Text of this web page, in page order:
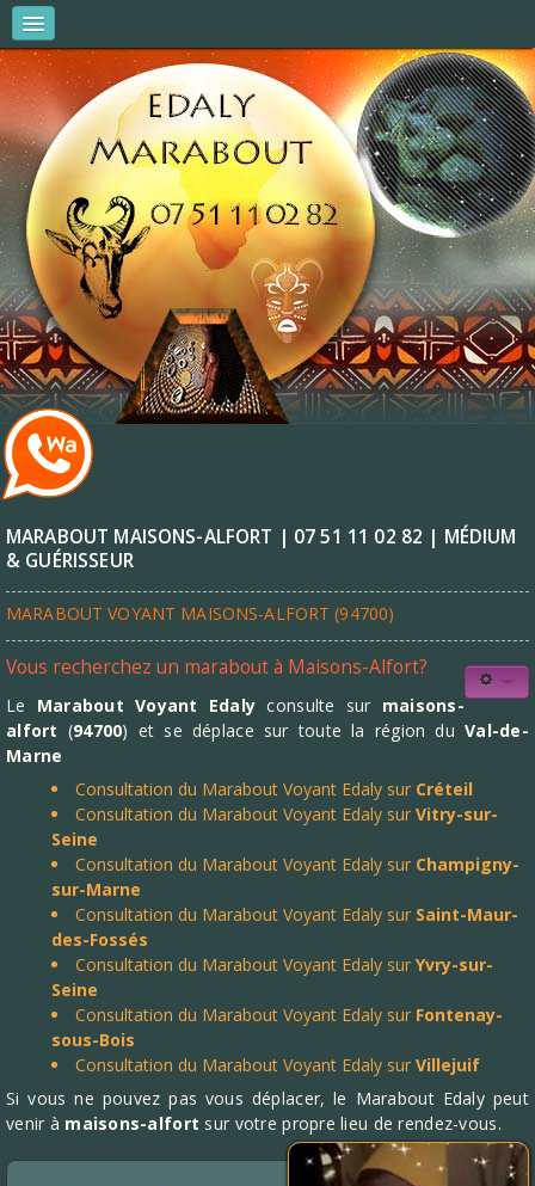
MARABOUT EDALY
AMOUR & COUPLES
AFFAIRES ET ARGENT
VITALITÉ ET RÉUSSITE
R.V & CONSULTATIONS
MARABOUT MAISONS-ALFORT | 07 51 11 02 82 | MÉDIUM
& GUÉRISSEUR
MARABOUT VOYANT MAISONS-ALFORT (94700)
Vous recherchez un marabout à Maisons-Alfort?
Le Marabout Voyant Edaly consulte sur maisons-
alfort (94700) et se déplace sur toute la région du Val-de-
Marne
Consultation du Marabout Voyant Edaly sur Créteil
Consultation du Marabout Voyant Edaly sur Vitry-sur-
Seine
Consultation du Marabout Voyant Edaly sur Champigny-
sur-Marne
Consultation du Marabout Voyant Edaly sur Saint-Maur-
des-Fossés
Consultation du Marabout Voyant Edaly sur Yvry-sur-
Seine
Consultation du Marabout Voyant Edaly sur Fontenay-
sous-Bois
Consultation du Marabout Voyant Edaly sur Villejuif
Si vous ne pouvez pas vous déplacer, le Marabout Edaly peut
venir à maisons-alfort sur votre propre lieu de rendez-vous.